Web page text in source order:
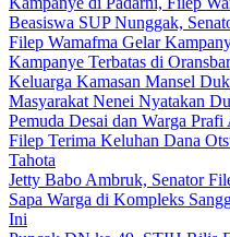
Beasiswa SUP Nunggak,
Filep Wamafma Gelar
Kampanye Terbatas di
Keluarga Kamasan Mansel
Masyarakat Nenei Nyatakan
Pemuda Desai dan Warga
Filep Terima Keluhan Dana
Tahota
Jetty Babo Ambruk, Senator
Sapa Warga di Kompleks
Ini